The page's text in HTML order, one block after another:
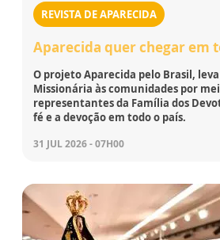
REVISTA DE APARECIDA
Aparecida quer chegar em
O projeto Aparecida pelo Brasil,
Missionária às comunidades por
representantes da Família dos
fé e a devoção em todo o país.
31 JUL 2026 - 07H00